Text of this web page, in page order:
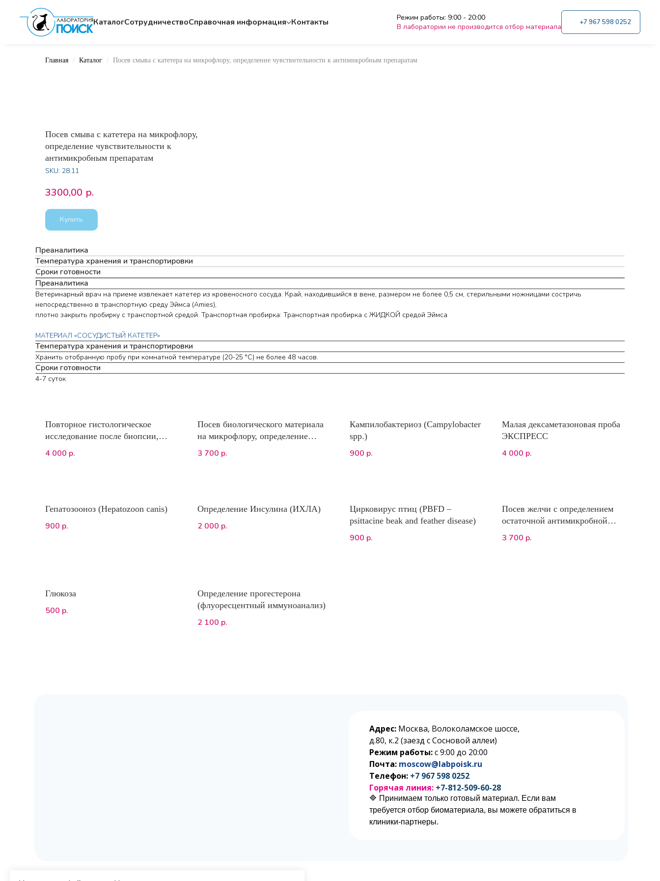
КаталогСотрудничествоCправочная информация Контакты
Режим работы: 9:00 - 20:00
В лаборатории не производится отбор материала
+7 967 598 0252
Главная Каталог Посев смыва с катетера на микрофлору, определение чувствительности к антимикробным препаратам
Посев смыва с катетера на микрофлору,
определение чувствительности к
антимикробным препаратам
SKU: 28.11
3300,00 р.
Купить
Преаналитика
Температура хранения и транспортировки
Сроки готовности
Преаналитика
Ветеринарный врач на приеме извлекает катетер из кровеносного сосуда. Край, находившийся в вене, размером не более 0,5 см, стерильными ножницами состричь
непосредственно в транспортную среду Эймса (Amies),
плотно закрыть пробирку с транспортной средой. Транспортная пробирка: Транспортная пробирка с ЖИДКОЙ средой Эймса
МАТЕРИАЛ «СОСУДИСТЫЙ КАТЕТЕР»
Температура хранения и транспортировки
Хранить отобранную пробу при комнатной температуре (20-25 °С) не более 48 часов.
Сроки готовности
4-7 суток
Повторное гистологическое
исследование после биопсии,
рецидивов и пр.
4 000 р.
Посев биологического материала
на микрофлору, определение
чувствительности к
антимикробным препаратам ОТ
3 700 р.
Кампилобактериоз (Campylobacter
spp.)
900 р.
Малая дексаметазоновая проба
ЭКСПРЕСС
4 000 р.
Гепатозооноз (Hepatozoon canis)
900 р.
Определение Инсулина (ИХЛА)
2 000 р.
Цирковирус птиц (PBFD –
psittacine beak and feather disease)
900 р.
Посев желчи с определением
остаточной антимикробной
активности (ОАА) на
микрофлору, определение
3 700 р.
Глюкоза
500 р.
Определение прогестерона
(флуоресцентный иммуноанализ)
2 100 р.
🔷 Принимаем только готовый материал. Если вам
требуется отбор биоматериала, вы можете обратиться в
клиники-партнеры.
Адрес: Москва, Волоколамское шоссе,
д.80, к.2 (заезд с Сосновой аллеи)
Режим работы:с 9:00 до 20:00
Почта: moscow@labpoisk.ru
Телефон: +7 967 598 0252
Горячая линия: +7-812-509-60-28